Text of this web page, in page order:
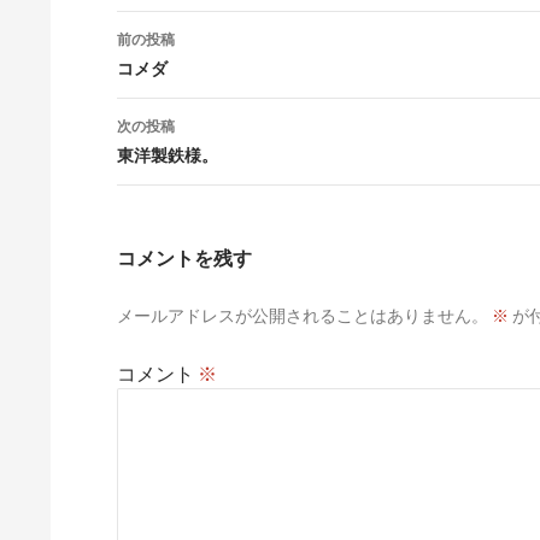
投
稿
ナ
ビ
ゲ
ョ
ン
前の投稿
コメダ
次の投稿
東洋製鉄様。
コメントを残す
メールアドレスが公開されることはありません。 ※ が
コメント ※